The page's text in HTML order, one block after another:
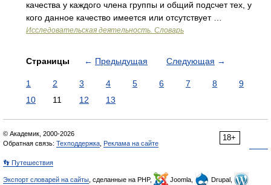
качества у каждого члена группы и общий подсчет тех, у
кого данное качество имеется или отсутствует …
Исследовательская деятельность. Словарь
Страницы ← Предыдущая Следующая →
1 2 3 4 5 6 7 8
9
10
11 12 13
18+
© Академик, 2000-2026
Обратная связь: Техподдержка Реклама на сайте
👣 Путешествия
Экспорт словарей на сайты , сделанные на PHP, Joomla,
Drupal,